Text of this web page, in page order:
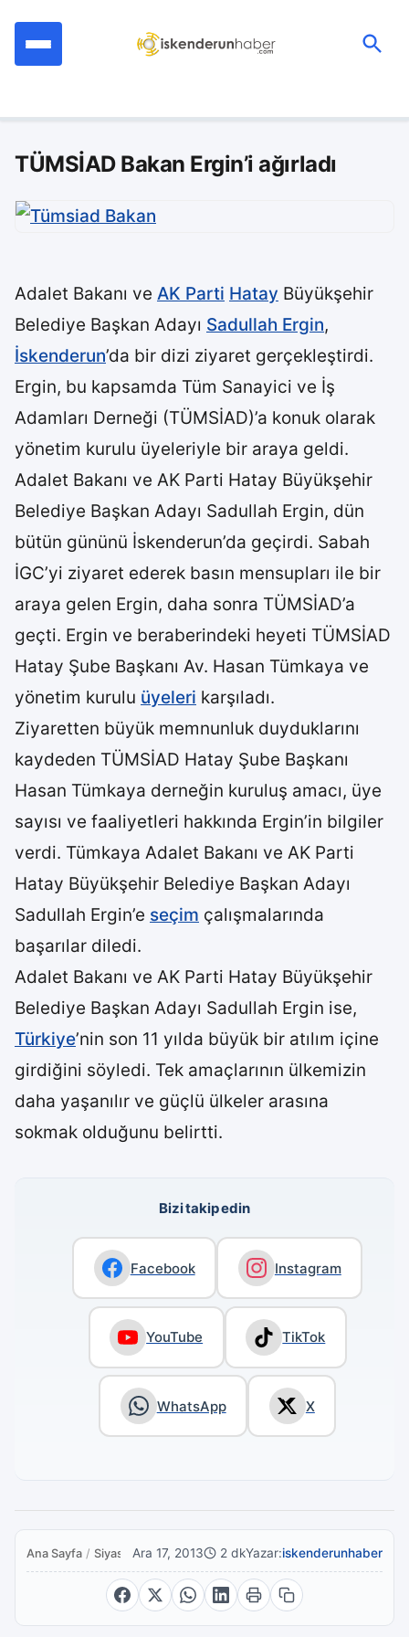
TÜMSİAD Bakan Ergin’i ağırladı
Adalet Bakanı ve AK Parti Hatay Büyükşehir
Belediye Başkan Adayı Sadullah Ergin,
İskenderun’da bir dizi ziyaret gerçekleştirdi.
Ergin, bu kapsamda Tüm Sanayici ve İş
Adamları Derneği (TÜMSİAD)’a konuk olarak
yönetim kurulu üyeleriyle bir araya geldi.
Adalet Bakanı ve AK Parti Hatay Büyükşehir
Belediye Başkan Adayı Sadullah Ergin, dün
bütün gününü İskenderun’da geçirdi. Sabah
İGC’yi ziyaret ederek basın mensupları ile bir
araya gelen Ergin, daha sonra TÜMSİAD’a
geçti. Ergin ve beraberindeki heyeti TÜMSİAD
Hatay Şube Başkanı Av. Hasan Tümkaya ve
yönetim kurulu üyeleri karşıladı.
Ziyaretten büyük memnunluk duyduklarını
kaydeden TÜMSİAD Hatay Şube Başkanı
Hasan Tümkaya derneğin kuruluş amacı, üye
sayısı ve faaliyetleri hakkında Ergin’in bilgiler
verdi. Tümkaya Adalet Bakanı ve AK Parti
Hatay Büyükşehir Belediye Başkan Adayı
Sadullah Ergin’e seçim çalışmalarında
başarılar diledi.
Adalet Bakanı ve AK Parti Hatay Büyükşehir
Belediye Başkan Adayı Sadullah Ergin ise,
Türkiye’nin son 11 yılda büyük bir atılım içine
girdiğini söyledi. Tek amaçlarının ülkemizin
daha yaşanılır ve güçlü ülkeler arasına
sokmak olduğunu belirtti.
Bizi takip edin
Facebook Instagram
YouTube TikTok
WhatsApp X
Ana Sayfa / SiyasetAra 17, 2013 2 dkYazar:iskenderunhaber